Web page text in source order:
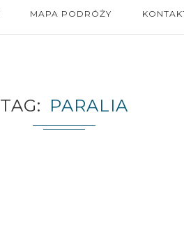
MAPA PODRÓŻY
TAG PARALIA